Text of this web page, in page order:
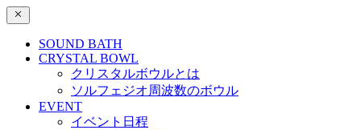
SOUND BATH
CRYSTAL BOWL
クリスタルボウルとは
ソルフェジオ周波数のボウル
EVENT
イベント日程